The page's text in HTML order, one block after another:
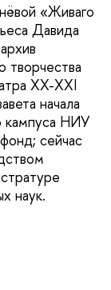
«Живаго
Давида
творчества
XX-XXI
начала
кампуса НИУ
сейчас
наук.